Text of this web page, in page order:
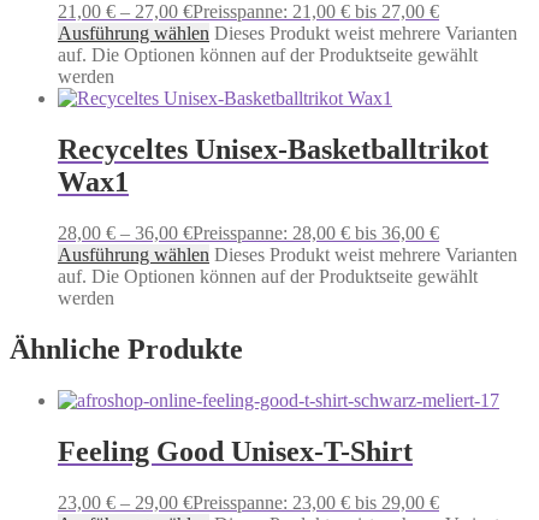
21,00 € – 27,00 €Preisspanne: 21,00 € bis 27,00 €
Ausführung wählen Dieses Produkt weist mehrere Varianten
auf. Die Optionen können auf der Produktseite gewählt
werden
Recyceltes Unisex-Basketballtrikot
Wax1
28,00 € – 36,00 €Preisspanne: 28,00 € bis 36,00 €
Ausführung wählen Dieses Produkt weist mehrere Varianten
auf. Die Optionen können auf der Produktseite gewählt
werden
Ähnliche Produkte
Feeling Good Unisex-T-Shirt
23,00 € – 29,00 €Preisspanne: 23,00 € bis 29,00 €